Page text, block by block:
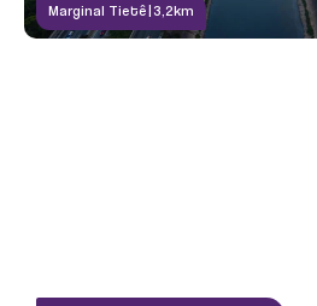
Marginal Tietê| 3,2km